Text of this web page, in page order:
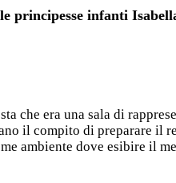
principesse infanti
che era una sala di
il compito di preparare il
ambiente dove esibire il